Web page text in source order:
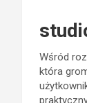
Wśród
która